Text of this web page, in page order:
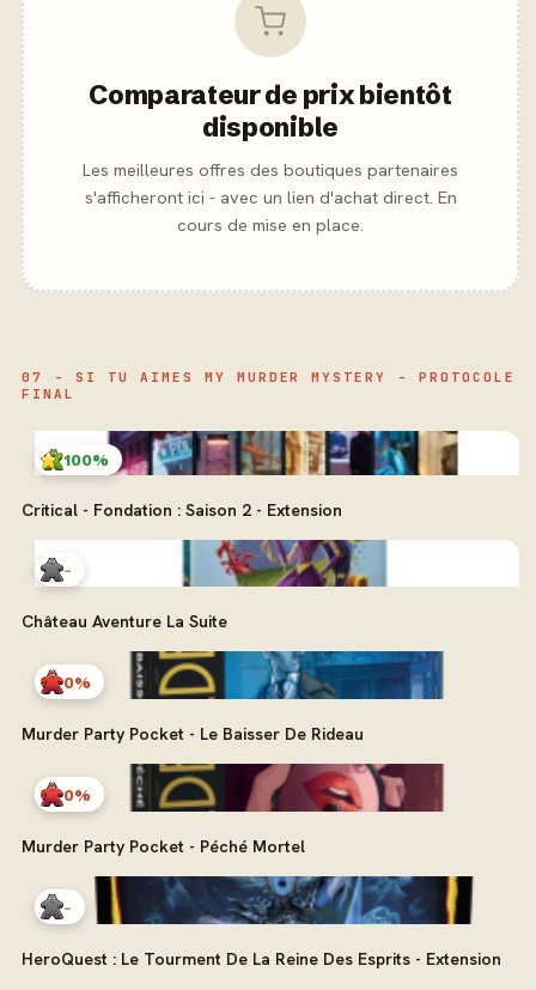
Comparateur de prix bientôt
disponible
Les meilleures offres des boutiques partenaires
s'afficheront ici - avec un lien d'achat direct. En
cours de mise en place.
07 - SI TU AIMES MY MURDER MYSTERY - PROTOCOLE
FINAL
100%
Critical - Fondation : Saison 2 - Extension
-
Château Aventure La Suite
0%
Murder Party Pocket - Le Baisser De Rideau
0%
Murder Party Pocket - Péché Mortel
-
HeroQuest : Le Tourment De La Reine Des Esprits - Extension